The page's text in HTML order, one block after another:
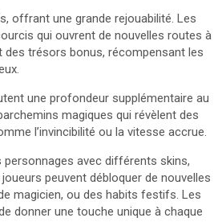
offrant une grande rejouabilité. Les
qui ouvrent de nouvelles routes à
des trésors bonus, récompensant les
une profondeur supplémentaire au
magiques qui révèlent des
l’invincibilité ou la vitesse accrue.
avec différents skins,
peuvent débloquer de nouvelles
magicien, ou des habits festifs. Les
donner une touche unique à chaque